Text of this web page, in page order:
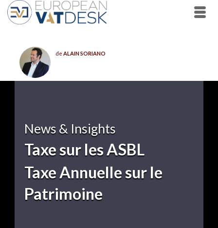
de ALAIN SORIANO
News & Insights
Taxe sur les ASBL
Taxe Annuelle sur le
Patrimoine